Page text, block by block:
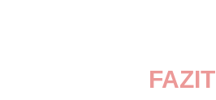
FAZIT